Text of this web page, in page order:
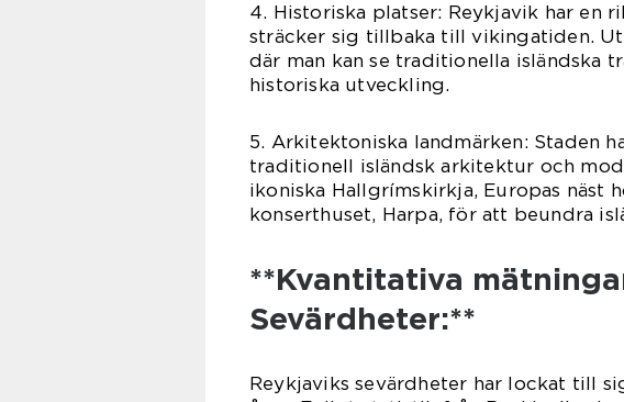
4. Historiska platser: Reykjavik har en
sträcker sig tillbaka till vikingatiden.
där man kan se traditionella isländska
historiska utveckling.
5. Arkitektoniska landmärken: Staden
traditionell isländsk arkitektur och
ikoniska Hallgrímskirkja, Europas näst
konserthuset, Harpa, för att beundra
**Kvantitativa
Sevärdheter:**
Reykjaviks sevärdheter har lockat till